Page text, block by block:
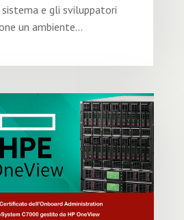
e gli sviluppatori
un ambiente...